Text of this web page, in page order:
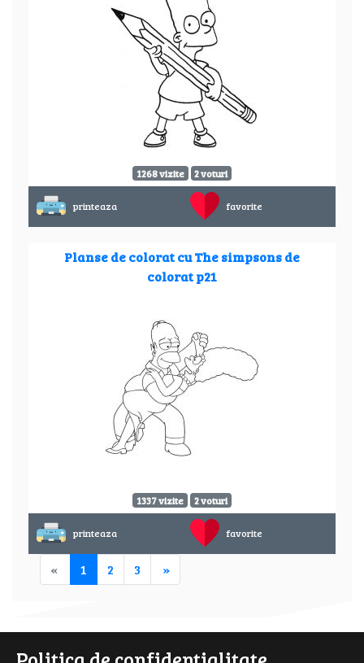
1268 vizite 2 voturi
printeaza favorite
Planse de colorat cu The simpsons de
colorat p21
1337 vizite 2 voturi
printeaza favorite
« 1 2 3 »